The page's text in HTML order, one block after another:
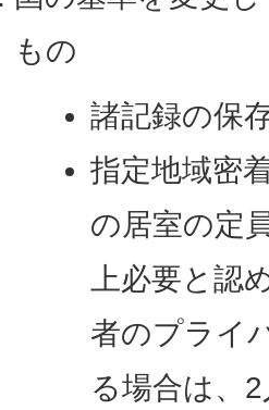
もの
諸記録の保
指定地域密
の居室の定
上必要と認
者のプライ
る場合は、